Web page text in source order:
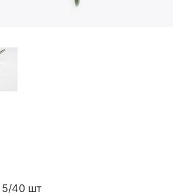
5/40 шт